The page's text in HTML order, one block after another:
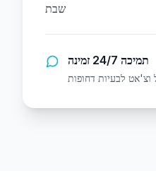
שבת
תמיכה 24/7 זמינה